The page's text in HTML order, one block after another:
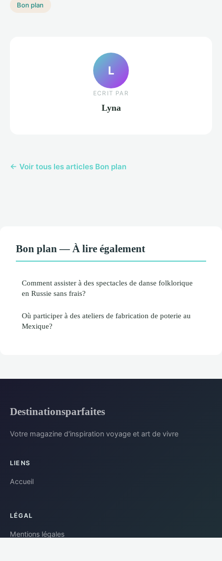
Bon plan
L
ECRIT PAR
Lyna
← Voir tous les articles Bon plan
Bon plan — À lire également
Comment assister à des spectacles de danse folklorique
en Russie sans frais?
Où participer à des ateliers de fabrication de poterie au
Mexique?
Destinationsparfaites
Votre magazine d'inspiration voyage et art de vivre
LIENS
Accueil
LÉGAL
Mentions légales